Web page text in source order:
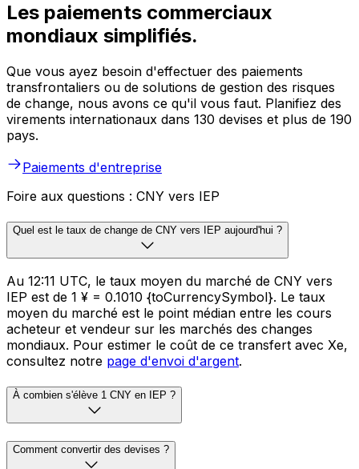
Les paiements commerciaux
mondiaux simplifiés.
Que vous ayez besoin d'effectuer des paiements
transfrontaliers ou de solutions de gestion des risques
de change, nous avons ce qu'il vous faut. Planifiez des
virements internationaux dans 130 devises et plus de 190
pays.
Paiements d'entreprise
Foire aux questions : CNY vers IEP
Quel est le taux de change de CNY vers IEP aujourd'hui ?
Au 12:11 UTC, le taux moyen du marché de CNY vers
IEP est de 1 ¥ = 0.1010 {toCurrencySymbol}. Le taux
moyen du marché est le point médian entre les cours
acheteur et vendeur sur les marchés des changes
mondiaux. Pour estimer le coût de ce transfert avec Xe,
consultez notre page d'envoi d'argent.
À combien s'élève 1 CNY en IEP ?
Comment convertir des devises ?